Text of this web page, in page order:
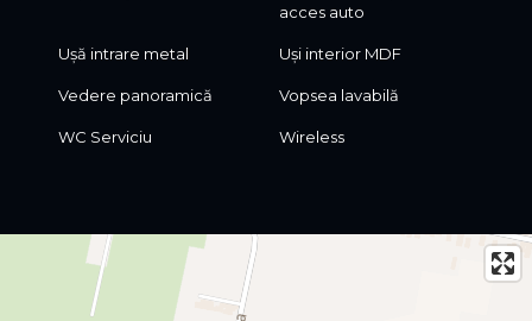
acces auto
Ușă intrare metal Uși interior MDF
Vedere panoramică Vopsea lavabilă
WC Serviciu Wireless